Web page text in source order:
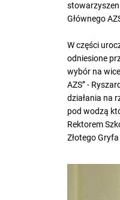
Głównego
W części
odniesione
wybór na
AZS” -
działania na
pod wodzą
Rektorem
Złotego Gryfa